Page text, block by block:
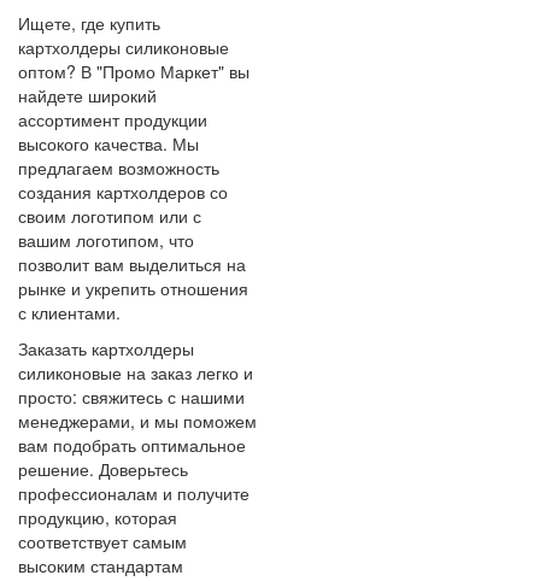
Ищете, где купить
картхолдеры силиконовые
оптом? В "Промо Маркет" вы
найдете широкий
ассортимент продукции
высокого качества. Мы
предлагаем возможность
создания картхолдеров со
своим логотипом или с
вашим логотипом, что
позволит вам выделиться на
рынке и укрепить отношения
с клиентами.
Заказать картхолдеры
силиконовые на заказ легко и
просто: свяжитесь с нашими
менеджерами, и мы поможем
вам подобрать оптимальное
решение. Доверьтесь
профессионалам и получите
продукцию, которая
соответствует самым
высоким стандартам